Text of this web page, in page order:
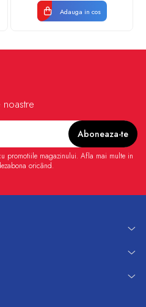
Adauga in cos
promotiile magazinului. Afla mai multe in
oricând.